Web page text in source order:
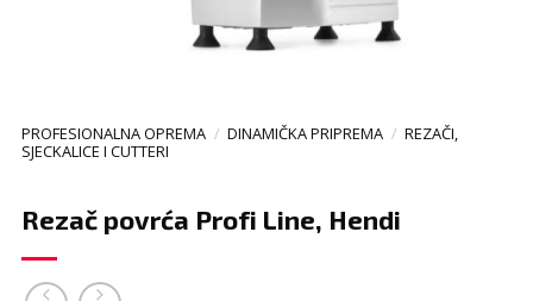
PROFESIONALNA OPREMA / DINAMIČKA PRIPREMA / REZAČI,
SJECKALICE I CUTTERI
Rezač povrća Profi Line, Hendi